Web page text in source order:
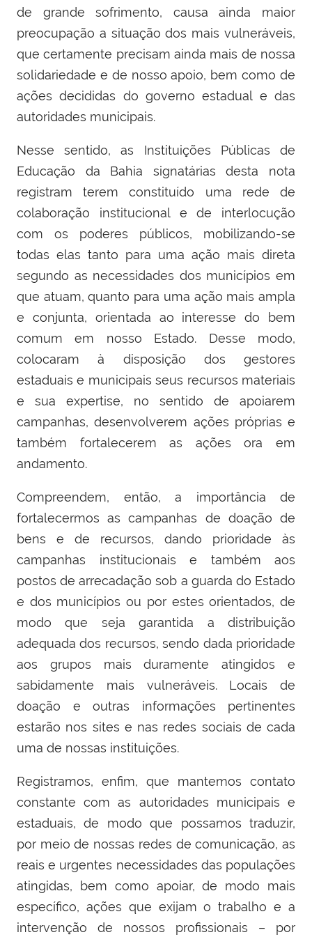
de grande sofrimento, causa ainda maior
preocupação a situação dos mais vulneráveis,
que certamente precisam ainda mais de nossa
solidariedade e de nosso apoio, bem como de
ações decididas do governo estadual e das
autoridades municipais.
Nesse sentido, as Instituições Públicas de
Educação da Bahia signatárias desta nota
registram terem constituído uma rede de
colaboração institucional e de interlocução
com os poderes públicos, mobilizando-se
todas elas tanto para uma ação mais direta
segundo as necessidades dos municípios em
que atuam, quanto para uma ação mais ampla
e conjunta, orientada ao interesse do bem
comum em nosso Estado. Desse modo,
colocaram à disposição dos gestores
estaduais e municipais seus recursos materiais
e sua expertise, no sentido de apoiarem
campanhas, desenvolverem ações próprias e
também fortalecerem as ações ora em
andamento.
Compreendem, então, a importância de
fortalecermos as campanhas de doação de
bens e de recursos, dando prioridade às
campanhas institucionais e também aos
postos de arrecadação sob a guarda do Estado
e dos municípios ou por estes orientados, de
modo que seja garantida a distribuição
adequada dos recursos, sendo dada prioridade
aos grupos mais duramente atingidos e
sabidamente mais vulneráveis. Locais de
doação e outras informações pertinentes
estarão nos sites e nas redes sociais de cada
uma de nossas instituições.
Registramos, enfim, que mantemos contato
constante com as autoridades municipais e
estaduais, de modo que possamos traduzir,
por meio de nossas redes de comunicação, as
reais e urgentes necessidades das populações
atingidas, bem como apoiar, de modo mais
específico, ações que exijam o trabalho e a
intervenção de nossos profissionais – por